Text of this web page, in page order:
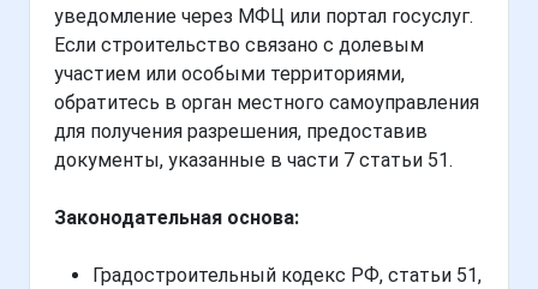
уведомление через МФЦ или портал госуслуг.
Если строительство связано с долевым
участием или особыми территориями,
обратитесь в орган местного самоуправления
для получения разрешения, предоставив
документы, указанные в части 7 статьи 51.
Законодательная основа:
Градостроительный кодекс РФ, статьи 51,